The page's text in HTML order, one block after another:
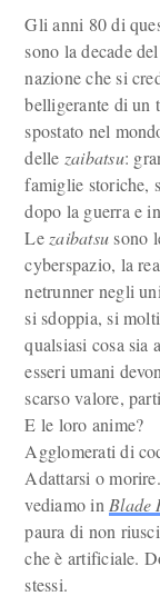
Gli anni 80 di
sono la decade
nazione che si
belligerante di un
spostato nel
delle zaibatsu:
famiglie storiche,
dopo la guerra e
Le zaibatsusono
cyberspazio, la
netrunner negli
si sdoppia, si
qualsiasi cosa sia
esseri umani
scarso valore,
E le loro anime?
Agglomerati di
Adattarsi o morire.
vediamo in Blade
paura di non
che è artificiale.
stessi.